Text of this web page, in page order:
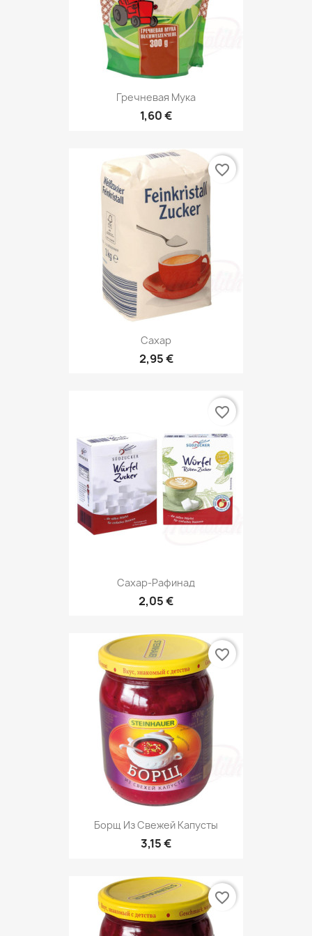
Гречневая Мука
1,60 €
Сахар
2,95 €
favorite_border
Сахар-Рафинад
2,05 €
favorite_border
Борщ Из Свежей Капусты
3,15 €
favorite_border
favorite_border